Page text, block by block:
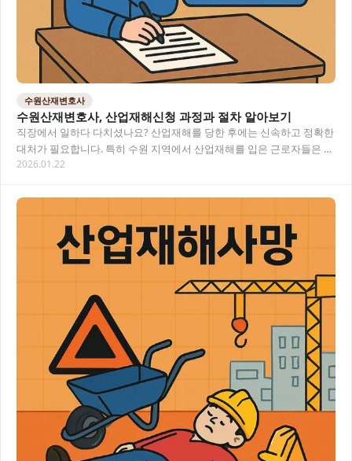
수원산재변호사
수원산재변호사, 산업재해신청 과정과 절차 알아보기
직장에서 일하다 다치셨나요? 산업재해를 당한 후에는 신속하고 정확한
대처가 필요합니다. 특히 수원 지역에서 산업재해를 입은 근로자들은 복
잡한 산업재해신청 절차에 어려움을 느끼는 경…
2026.01.22